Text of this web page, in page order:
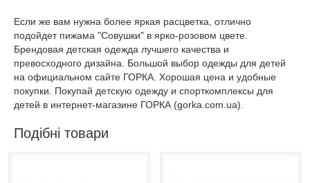
Если же вам нужна более яркая расцветка, отлично
подойдет пижама "Совушки" в ярко-розовом цвете.
Брендовая детская одежда лучшего качества и
превосходного дизайна. Большой выбор одежды для детей
на официальном сайте ГОРКА. Хорошая цена и удобные
покупки. Покупай детскую одежду и спорткомплексы для
детей в интернет-магазине ГОРКА (gorka.com.ua).
Подібні товари